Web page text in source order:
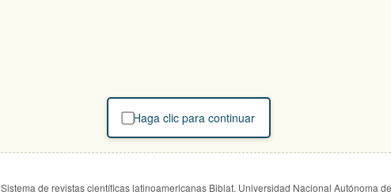
Haga clic para continuar
Sistema de revistas científicas latinoamericanas Biblat. Universidad Nacional Autónoma